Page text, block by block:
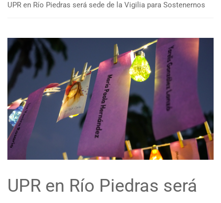
UPR en Río Piedras será sede de la Vigilia para Sostenernos
UPR en Río Piedras será